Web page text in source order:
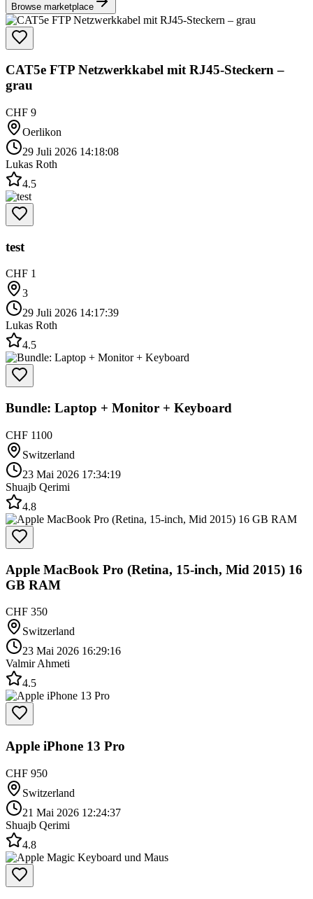
Browse marketplace
CAT5e FTP Netzwerkkabel mit RJ45-Steckern –
grau
CHF 9
Oerlikon
29 Juli 2026 14:18:08
Lukas Roth
4.5
test
CHF 1
3
29 Juli 2026 14:17:39
Lukas Roth
4.5
Bundle: Laptop + Monitor + Keyboard
CHF 1100
Switzerland
23 Mai 2026 17:34:19
Shuajb Qerimi
4.8
Apple MacBook Pro (Retina, 15-inch, Mid 2015) 16
GB RAM
CHF 350
Switzerland
23 Mai 2026 16:29:16
Valmir Ahmeti
4.5
Apple iPhone 13 Pro
CHF 950
Switzerland
21 Mai 2026 12:24:37
Shuajb Qerimi
4.8